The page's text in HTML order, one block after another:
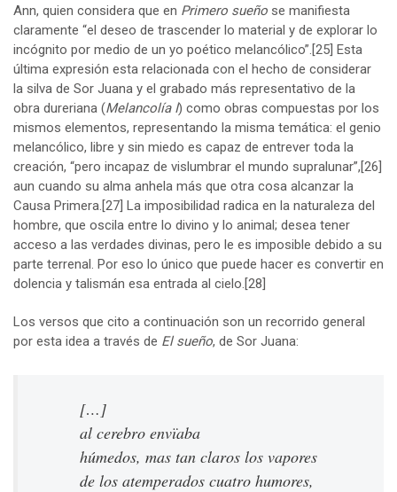
Ann, quien considera que en Primero sueño se manifiesta
claramente “el deseo de trascender lo material y de explorar lo
incógnito por medio de un yo poético melancólico”.[25] Esta
última expresión esta relacionada con el hecho de considerar
la silva de Sor Juana y el grabado más representativo de la
obra dureriana (Melancolía I) como obras compuestas por los
mismos elementos, representando la misma temática: el genio
melancólico, libre y sin miedo es capaz de entrever toda la
creación, “pero incapaz de vislumbrar el mundo supralunar”,[26]
aun cuando su alma anhela más que otra cosa alcanzar la
Causa Primera.[27] La imposibilidad radica en la naturaleza del
hombre, que oscila entre lo divino y lo animal; desea tener
acceso a las verdades divinas, pero le es imposible debido a su
parte terrenal. Por eso lo único que puede hacer es convertir en
dolencia y talismán esa entrada al cielo.[28]
Los versos que cito a continuación son un recorrido general
por esta idea a través de El sueño, de Sor Juana:
[…]
al cerebro envïaba
húmedos, mas tan claros los vapores
de los atemperados cuatro humores,